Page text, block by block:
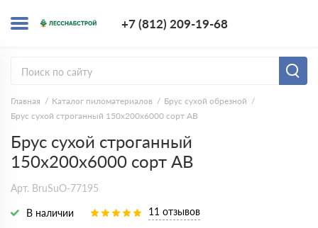
+7 (812) 209-19-68
Главная Каталог пиломатериалов
Брус сухой обрезной
Брус сухой строганный 150х200х6000 сорт АВ
Брус сухой строганный
150х200х6000 сорт АВ
Арт. BruSuO-77195
В наличии 11 отзывов